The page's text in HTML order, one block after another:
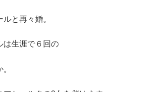
と再々婚。
は生涯で６回の